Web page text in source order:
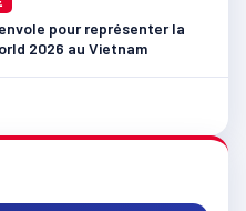
pour représenter la
2026 au Vietnam